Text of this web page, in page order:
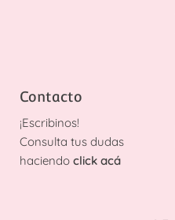
Contacto
¡Escribinos!
Consulta tus dudas
haciendo click acá